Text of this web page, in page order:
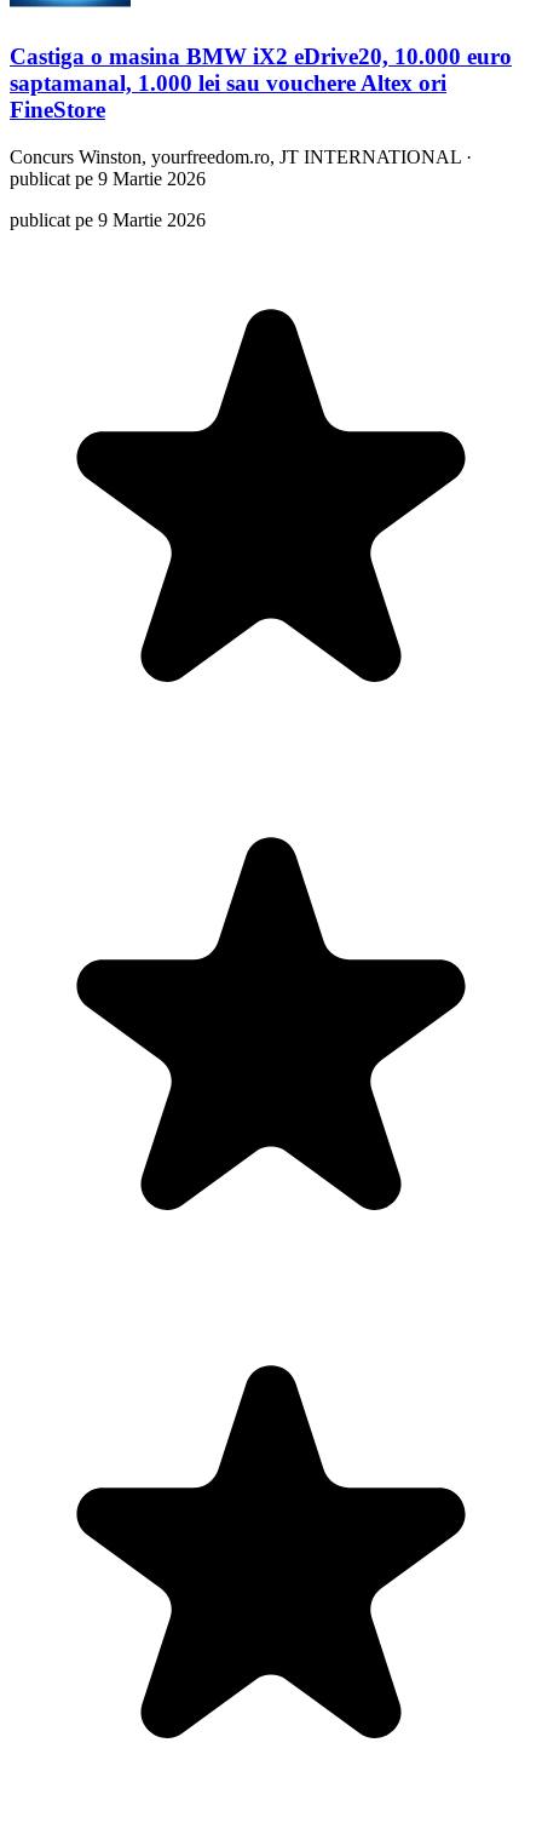
Castiga o masina BMW iX2 eDrive20, 10.000 euro
saptamanal, 1.000 lei sau vouchere Altex ori
FineStore
Concurs Winston, yourfreedom.ro, JT INTERNATIONAL ·
publicat pe 9 Martie 2026
publicat pe 9 Martie 2026